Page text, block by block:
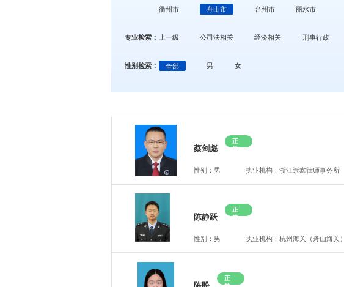
衢州市 舟山市 台州市 丽水市
专业检索： 上一级 公司法相关 经济相关 刑事行政
性别检索： 全部 男 女
蔡剑彪
正
常
性别：男 执业机构：浙江崇鑫律师事务所
陈静跃
正
常
性别：男 执业机构：杭州海关（舟山海关）
正